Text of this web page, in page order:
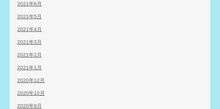
2021年6月
2021年5月
2021年4月
2021年3月
2021年2月
2021年1月
2020年12月
2020年10月
2020年9月